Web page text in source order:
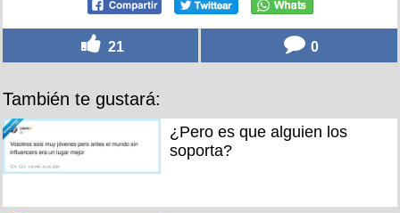
21 0
También te gustará:
¿Pero es que alguien los
soporta?